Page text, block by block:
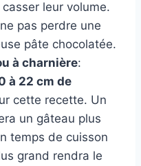
leur volume.
pas perdre une
pâte chocolatée.
à charnière:
à 22 cm de
cette recette. Un
un gâteau plus
temps de cuisson
grand rendra le